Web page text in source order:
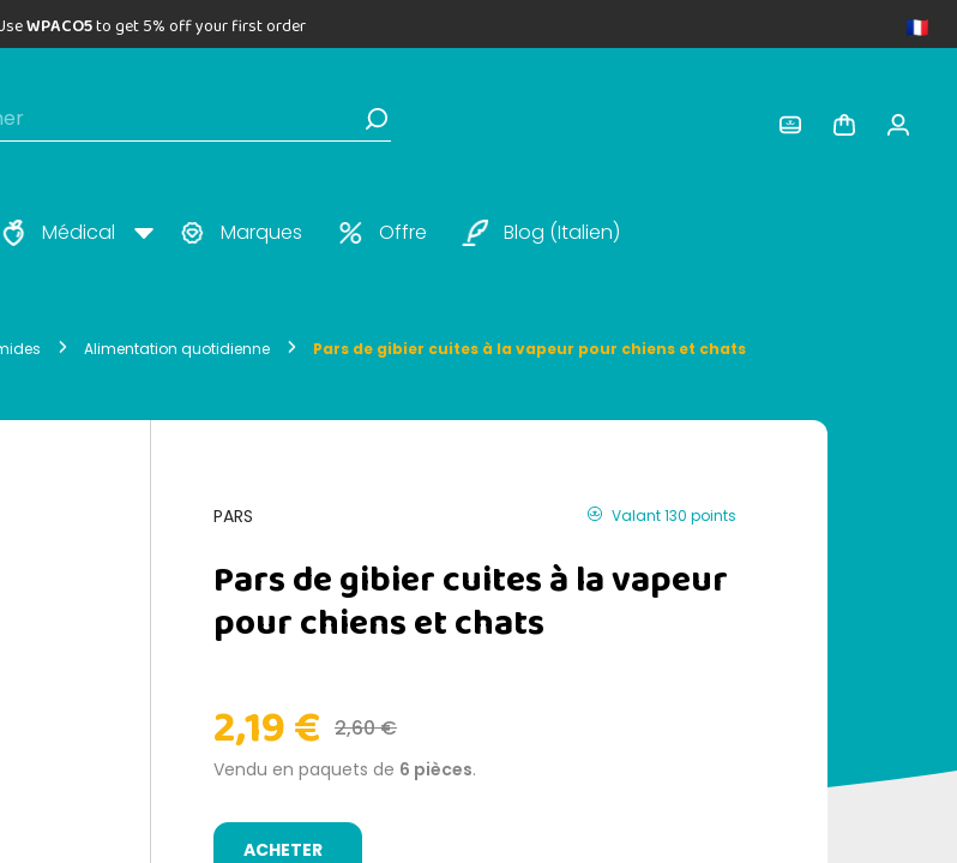
WPACO5to get 5% off your first order
Médical Marques Offre Blog (italien)
Alimentation quotidienne Pars de gibier cuites à la vapeur pour chiens et chats
PARS Valant 130 points
Pars de gibier cuites à la vapeur
pour chiens et chats
2,19 € 2,60 €
Vendu en paquets de 6 pièces.
ACHETER